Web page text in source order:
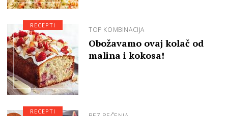
TOP KOMBINACIJA
Obožavamo ovaj kolač od
malina i kokosa!
RECEPTI
RECEPTI